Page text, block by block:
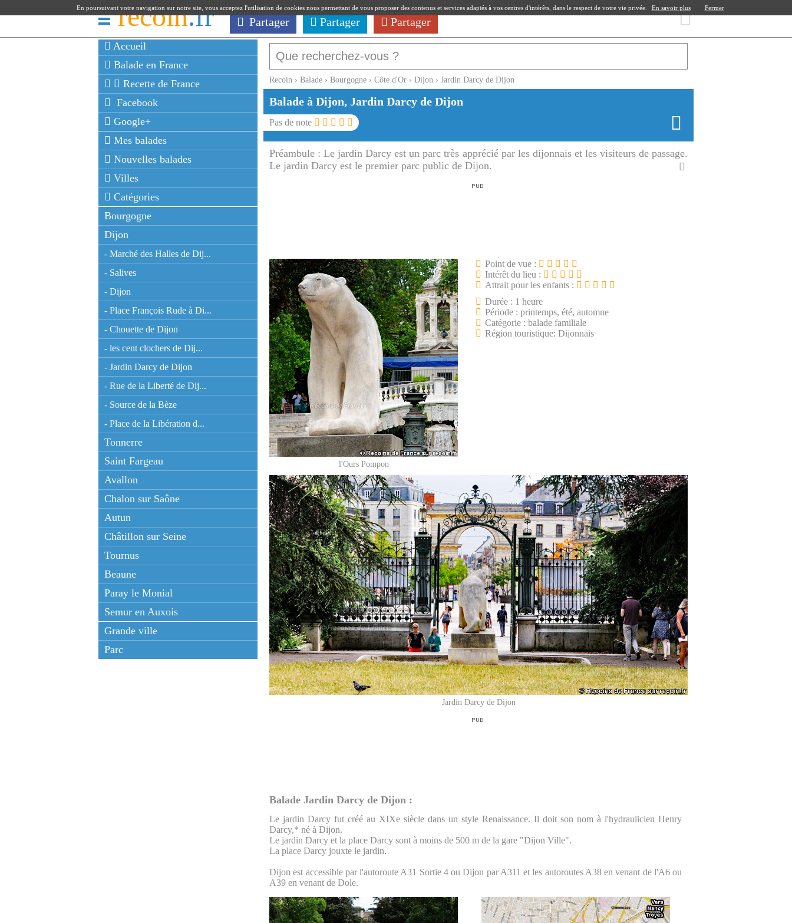
recoin.fr Partager Partager Partager
Accueil
Balade en France
Recette de France
Facebook
Google+
Mes balades
Nouvelles balades
Villes
Catégories
Bourgogne
Dijon
- Marché des Halles de Dij...
- Salives
- Dijon
- Place François Rude à Di...
- Chouette de Dijon
- les cent clochers de Dij...
- Jardin Darcy de Dijon
- Rue de la Liberté de Dij...
- Source de la Bèze
- Place de la Libération d...
Tonnerre
Saint Fargeau
Avallon
Chalon sur Saône
Autun
Châtillon sur Seine
Tournus
Beaune
Paray le Monial
Semur en Auxois
Grande ville
Parc
Recoin › Balade › Bourgogne › Côte d'Or › Dijon › Jardin Darcy de Dijon
Balade à Dijon, Jardin Darcy de Dijon
Pas de note
Préambule :Le jardin Darcy est un parc très apprécié par les dijonnais et les visiteurs de passage.
Le jardin Darcy est le premier parc public de Dijon.
l'Ours Pompon
Point de vue :
Intérêt du lieu :
Attrait pour les enfants :
Durée : 1 heure
Période : printemps, été, automne
Catégorie : balade familiale
Région touristique: Dijonnais
Jardin Darcy de Dijon
Balade Jardin Darcy de Dijon :
Le jardin Darcy fut créé au XIXe siècle dans un style Renaissance. Il doit son nom à l'hydraulicien Henry
Darcy,* né à Dijon.
Le jardin Darcy et la place Darcy sont à moins de 500 m de la gare "Dijon Ville".
La place Darcy jouxte le jardin.
Dijon est accessible par l'autoroute A31 Sortie 4 ou Dijon par A311 et les autoroutes A38 en venant de l'A6 ou
A39 en venant de Dole.
En poursuivant votre navigation sur notre site, vous acceptez l'utilisation de cookies nous permettant de vous proposer des contenus et services adaptés à vos centres d'intérêts, dans le respect de votre vie privée. En savoir plus Fermer